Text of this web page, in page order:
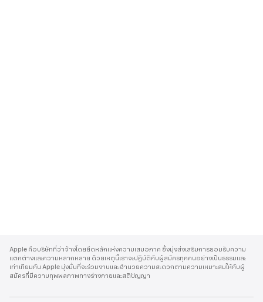
p
p
l
e
o
Apple คือบริษัทที่ว่าจ้างโดยยึดหลักแห่งความเสมอภาค ซึ่งมุ่งส่งเสริมการยอมรับความ
แตกต่างและความหลากหลาย ด้วยเหตุนี้เราจะปฏิบัติกับผู้สมัครทุกคนอย่างเป็นธรรมและ
เท่าเทียมกัน Apple มุ่งมั่นที่จะร่วมงานและอำนวยความสะดวกตามความเหมาะสมให้กับผู้
สมัครที่มีความทุพพลภาพทางร่างกายและสติปัญญา